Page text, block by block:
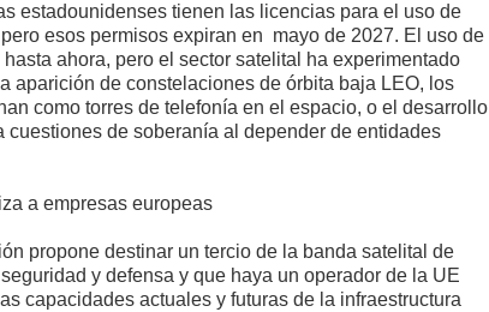
estadounidenses tienen las licencias para el uso de
esos permisos expiran en mayo de 2027. El uso de
ahora, pero el sector satelital ha experimentado
aparición de constelaciones de órbita baja LEO, los
como torres de telefonía en el espacio, o el desarrollo
cuestiones de soberanía al depender de entidades
a empresas europeas
propone destinar un tercio de la banda satelital de
y defensa y que haya un operador de la UE
capacidades actuales y futuras de la infraestructura